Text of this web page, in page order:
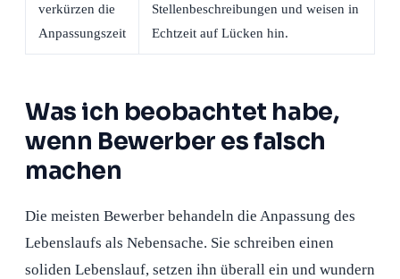
verkürzen die
Anpassungszeit
Stellenbeschreibungen und weisen in
Echtzeit auf Lücken hin.
Was ich beobachtet habe,
wenn Bewerber es falsch
machen
Die meisten Bewerber behandeln die Anpassung des
Lebenslaufs als Nebensache. Sie schreiben einen
soliden Lebenslauf, setzen ihn überall ein und wundern